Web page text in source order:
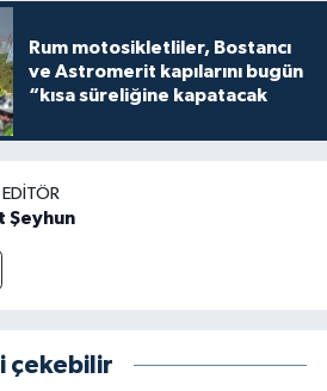
Rum motosikletliler, Bostancı
ve Astromerit kapılarını bugün
“kısa süreliğine kapatacak
Şeyhun
çekebilir